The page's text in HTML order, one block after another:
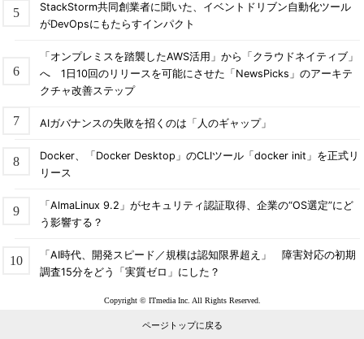
StackStorm共同創業者に聞いた、イベントドリブン自動化ツール
がDevOpsにもたらすインパクト
「オンプレミスを踏襲したAWS活用」から「クラウドネイティブ」
へ 1日10回のリリースを可能にさせた「NewsPicks」のアーキテ
クチャ改善ステップ
AIガバナンスの失敗を招くのは「人のギャップ」
Docker、「Docker Desktop」のCLIツール「docker init」を正式リ
リース
「AlmaLinux 9.2」がセキュリティ認証取得、企業の“OS選定”にど
う影響する？
「AI時代、開発スピード／規模は認知限界超え」 障害対応の初期
調査15分をどう「実質ゼロ」にした？
Copyright © ITmedia Inc. All Rights Reserved.
ページトップに戻る